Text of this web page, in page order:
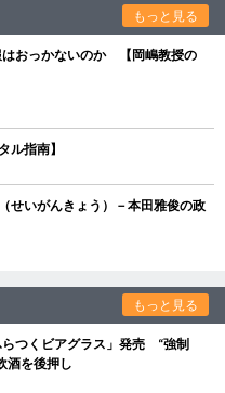
もっと見る
はおっかないのか 【岡嶋教授の
指南】
せいがんきょう）－本田雅俊の政
もっと見る
つくビアグラス」発売 “強制
酒を後押し